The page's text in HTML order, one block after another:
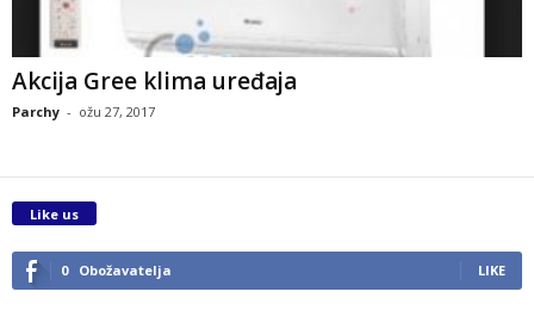
Akcija Gree klima uređaja
Parchy - ožu 27, 2017
Like us
0 Obožavatelja LIKE